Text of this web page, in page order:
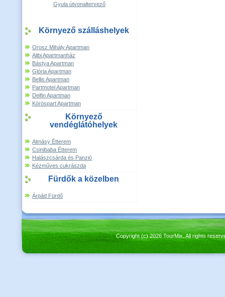
Gyula útvonaltervező
Környező szálláshelyek
Orosz Mihály Apartman
Alibi Apartmanház
Bástya Apartman
Glória Apartman
Bellis Apartman
Partmotel Apartman
Delfin Apartman
Köröspart Apartman
Környező
vendéglátóhelyek
Almásy Étterem
Csinibaba Étterem
Halászcsárda és Panzió
Kézműves cukrászda
Fürdők a közelben
Árpád Fürdő
Copyright (c) 2026 TourMix. All rights